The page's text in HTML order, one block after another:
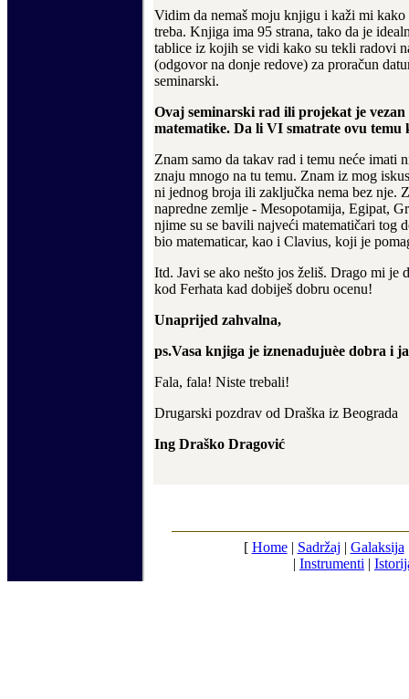
Vidim da nemaš moju knjigu i kaži mi kako
treba. Knjiga ima 95 strana, tako da je
tablice iz kojih se vidi kako su tekli radovi
(odgovor na donje redove) za proračun
seminarski.
Ovaj seminarski rad ili projekat je
matematike. Da li VI smatrate ovu
Znam samo da takav rad i temu neće imati
znaju mnogo na tu temu. Znam iz mog
ni jednog broja ili zaključka nema bez nje.
napredne zemlje - Mesopotamija, Egipat, Gr
njime su se bavili najveći matematičari tog
bio matematicar, kao i Clavius, koji je
Itd. Javi se ako nešto jos želiš. Drago mi je
kod Ferhata kad dobiješ dobru ocenu!
Unaprijed zahvalna,
ps.Vasa knjiga je iznenadujuèe dobra i
Fala, fala! Niste trebali!
Drugarski pozdrav od Draška iz Beograda
Ing Draško Dragović
[ Home| Sadržaj | Galaksija
| Instrumenti |